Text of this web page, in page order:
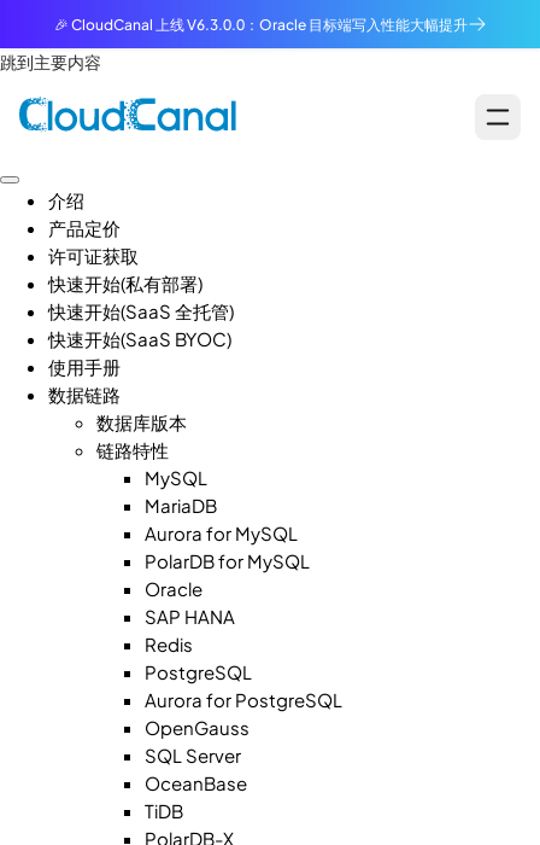
🎉 CloudCanal 上线 V6.3.0.0：Oracle 目标端写入性能大幅提升
跳到主要内容
介绍
产品定价
许可证获取
快速开始(私有部署)
快速开始(SaaS 全托管)
快速开始(SaaS BYOC)
使用手册
数据链路
数据库版本
链路特性
MySQL
MariaDB
Aurora for MySQL
PolarDB for MySQL
Oracle
SAP HANA
Redis
PostgreSQL
Aurora for PostgreSQL
OpenGauss
SQL Server
OceanBase
TiDB
PolarDB-X